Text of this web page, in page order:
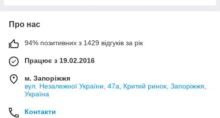
Про нас
94% позитивних з 1429 відгуків за рік
Працює з 19.02.2016
м. Запоріжжя
вул. Незалежної України, 47а, Критий ринок, Запоріжжя,
Україна
Контакти